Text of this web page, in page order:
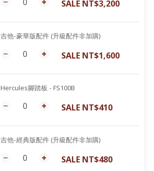
SALE NT$3,200
吉他-豪華版配件 (升級配件非加購)
SALE NT$1,600
Hercules腳踏板 - FS100B
SALE NT$410
吉他-經典版配件 (升級配件非加購)
SALE NT$480